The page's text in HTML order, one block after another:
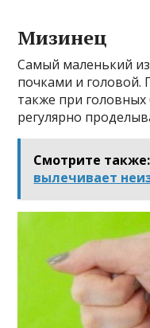
Мизинец
Самый маленький
почками и головой.
также при головных
регулярно
Смотрите также:
вылечивает